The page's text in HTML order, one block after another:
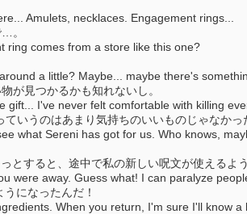
Amulets, necklaces. Engagement rings...
。
ring comes from a store like this one?
a little? Maybe... maybe there's
が見つかるかも知れないし。
I've never felt comfortable with killing
いうのはあまり気持ちのいいものじゃなかっ
what Sereni has got for us. Who knows,
すると、途中で私の新しい呪文が使えるよ
were away. Guess what! I can paralyze
になったんだ！
When you return, I'm sure I'll know a